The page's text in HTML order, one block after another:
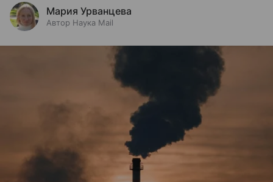
Мария Урванцева
Автор Наука Mail